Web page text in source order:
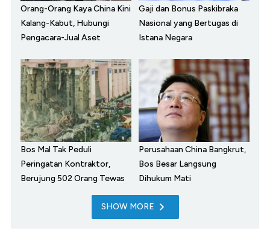
Orang-Orang Kaya China Kini
Kalang-Kabut, Hubungi
Pengacara-Jual Aset
Gaji dan Bonus Paskibraka
Nasional yang Bertugas di
Istana Negara
Bos Mal Tak Peduli
Peringatan Kontraktor,
Berujung 502 Orang Tewas
Perusahaan China Bangkrut,
Bos Besar Langsung
Dihukum Mati
SHOW MORE